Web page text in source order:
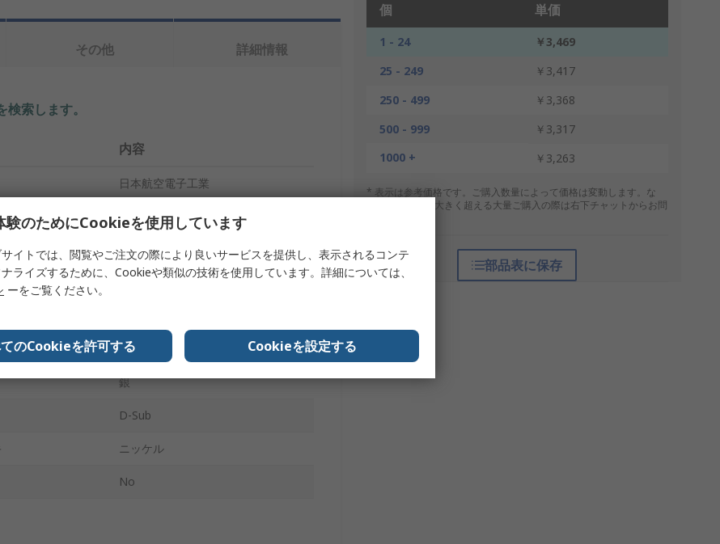
個 単価
1 - 24
￥3,469
25 - 249
￥3,417
250 - 499
￥3,368
500 - 999
￥3,317
1000 +
￥3,263
* 表示は参考価格です。ご購入数量によって価格は変動します。な
お、上記数量を大きく超える大量ご購入の際は右下チャットからお問
部品表に保存
その他 詳細情報
索します。
内容
日本航空電子工業
D-Subバックシェル
ABS
D-Subバックシェル
銀
D-Sub
ニッケル
No
験のためにCookieを使用しています
イトでは、閲覧やご注文の際により良いサービスを提供し、表示されるコンテ
ライズするために、Cookieや類似の技術を使用しています。詳細については、
ーをご覧ください。
のCookieを許可する Cookieを設定する